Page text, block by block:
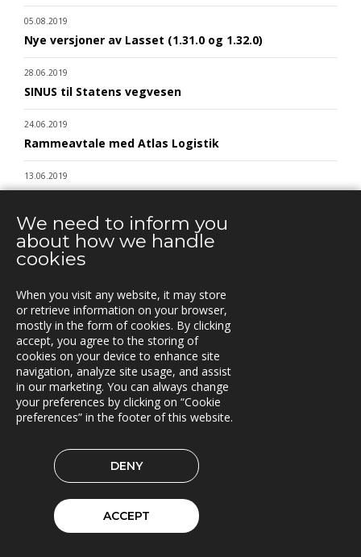
05.08.2019
Nye versjoner av Lasset (1.31.0 og 1.32.0)
28.06.2019
SINUS til Statens vegvesen
24.06.2019
Rammeavtale med Atlas Logistik
13.06.2019
Triona bidrar til BIM-standardisering
10.06.2019
Fleetech medlem i ItxPT
Samarbeid for økt transporteffektivitet
14.05.2019
Siljan inn i Lasset
09.05.2019
Asset Information Management System til ACCIONA
og Nye Veier
06.05.2019
Brinks Trä velger Timberpro
02.05.2019
Extrico og Mertiva investerer i Trionas aksje
We need to inform you
about how we handle
cookies
When you visit any website, it may store
or retrieve information on your browser,
mostly in the form of cookies. By clicking
accept, you agree to the storing of
cookies on your device to enhance site
navigation, analyze site usage, and assist
in our marketing. You can always change
your preferences by clicking on “Cookie
preferences” in the footer of this website.
DENY
ACCEPT